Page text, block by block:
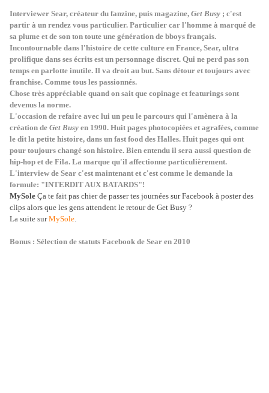
Interviewer Sear, créateur du fanzine, puis magazine, Get Busy ; c'est
partir à un rendez vous particulier. Particulier car l'homme à marqué de
sa plume et de son ton toute une génération de bboys français.
Incontournable dans l'histoire de cette culture en France, Sear, ultra
prolifique dans ses écrits est un personnage discret. Qui ne perd pas son
temps en parlotte inutile. Il va droit au but. Sans détour et toujours avec
franchise. Comme tous les passionnés.
Chose très appréciable quand on sait que copinage et featurings sont
devenus la norme.
L'occasion de refaire avec lui un peu le parcours qui l'amènera à la
création de Get Busy en 1990. Huit pages photocopiées et agrafées, comme
le dit la petite histoire, dans un fast food des Halles. Huit pages qui ont
pour toujours changé son histoire. Bien entendu il sera aussi question de
hip-hop et de Fila. La marque qu'il affectionne particulièrement.
L'interview de Sear c'est maintenant et c'est comme le demande la
formule: "INTERDIT AUX BATARDS"!
MySole Ça te fait pas chier de passer tes journées sur Facebook à poster des
clips alors que les gens attendent le retour de Get Busy ?
La suite surMySole.
Bonus : Sélection de statuts Facebook de Sear en 2010